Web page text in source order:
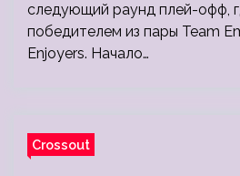
следующий раунд плей-офф,
победителем из пары Team
Enjoyers. Начало…
Crossout